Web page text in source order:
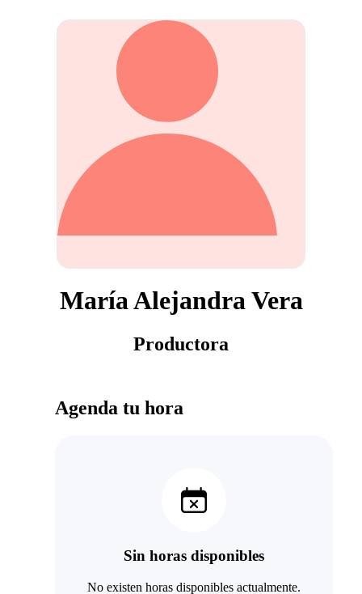
María Alejandra Vera
Productora
Agenda tu hora
Sin horas disponibles
No existen horas disponibles actualmente.